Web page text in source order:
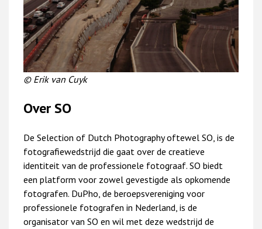
© Erik van Cuyk
Over SO
De Selection of Dutch Photography oftewel SO, is de
fotografiewedstrijd die gaat over de creatieve
identiteit van de professionele fotograaf. SO biedt
een platform voor zowel gevestigde als opkomende
fotografen. DuPho, de beroepsvereniging voor
professionele fotografen in Nederland, is de
organisator van SO en wil met deze wedstrijd de